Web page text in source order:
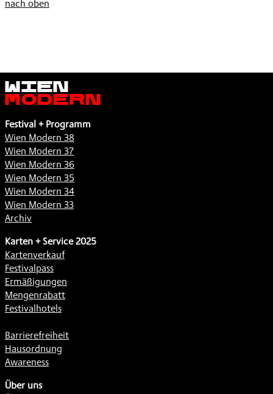
nach oben
Wien
Modern
Festival + Programm
Wien Modern 38
Wien Modern 37
Wien Modern 36
Wien Modern 35
Wien Modern 34
Wien Modern 33
Archiv
Karten + Service 2025
Kartenverkauf
Festivalpass
Ermäßigungen
Mengenrabatt
Festivalhotels
Barrierefreiheit
Hausordnung
Awareness
Über uns